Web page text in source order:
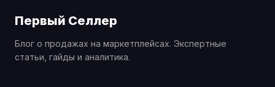
Первый Селлер
Блог о продажах на маркетплейсах. Экспертные
статьи, гайды и аналитика.